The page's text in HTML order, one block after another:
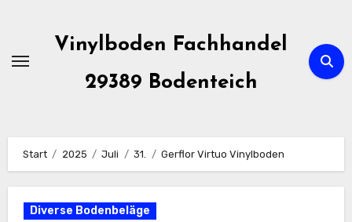
springen
Vinylboden Fachhandel
29389 Bodenteich
Start 2025 Juli 31. Gerflor Virtuo Vinylboden
Diverse Bodenbeläge